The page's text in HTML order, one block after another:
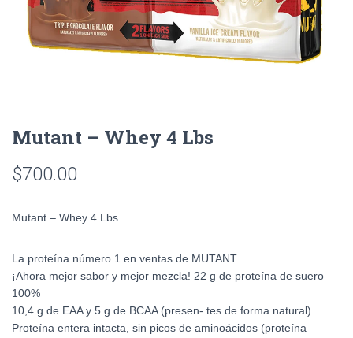
Mutant – Whey 4 Lbs
$700.00
Mutant – Whey 4 Lbs
La proteína número 1 en ventas de MUTANT
¡Ahora mejor sabor y mejor mezcla! 22 g de proteína de suero
100%
10,4 g de EAA y 5 g de BCAA (presen- tes de forma natural)
Proteína entera intacta, sin picos de aminoácidos (proteína